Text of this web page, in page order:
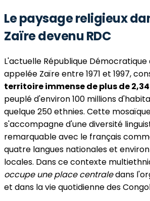
Le paysage religieux
Zaïre devenu RDC
L'actuelle République Démocratique
appelée Zaïre entre 1971 et 1997,
territoire immense de plus de
peuplé d'environ 100 millions
quelque 250 ethnies. Cette
s'accompagne d'une diversité
remarquable avec le français
quatre langues nationales et
locales. Dans ce contexte
occupe une place centraledans
et dans la vie quotidienne des